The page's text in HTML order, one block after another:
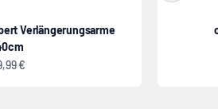
Verlängerungsarme
€